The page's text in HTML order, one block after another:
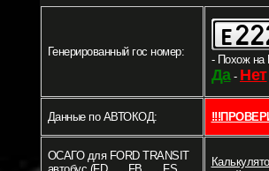
Генерированный гос номер:
- Похож на
Да- Нет
Данные по АВТОКОД:
ОСАГО для FORD TRANSIT